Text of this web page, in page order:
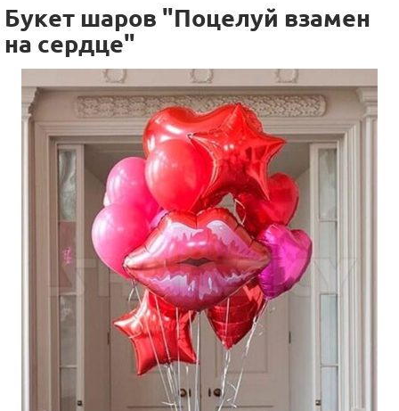
Букет шаров "Поцелуй взамен
на сердце"